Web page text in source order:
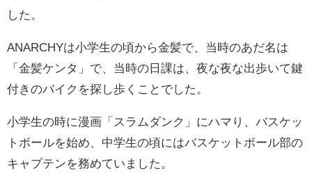
した。
ANARCHYは小学生の頃から金髪で、当時のあだ名は
「金髪ケンタ」で、当時の日課は、夜な夜な出歩いて鍵
付きのバイクを探し歩くことでした。
小学生の時に漫画「スラムダンク」にハマり、バスケッ
トボールを始め、中学生の頃にはバスケットボール部の
キャプテンを務めていました。